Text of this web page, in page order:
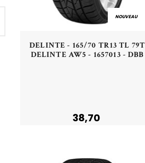
NOUVEAU
DELINTE - 165/70 TR13 TL 79T
DELINTE AW5 - 1657013 - DBB
38,70